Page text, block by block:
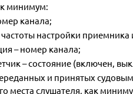
минимум:
канала;
настройки приемника
– номер канала;
– состояние (включен,
и принятых
места слушателя, как